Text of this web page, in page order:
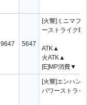
9647 5647
[火響]ミニマフ
ーストライク
ATK▲
火ATK▲
[E]MP消費▼
[火響]エンハン
パワーストライ